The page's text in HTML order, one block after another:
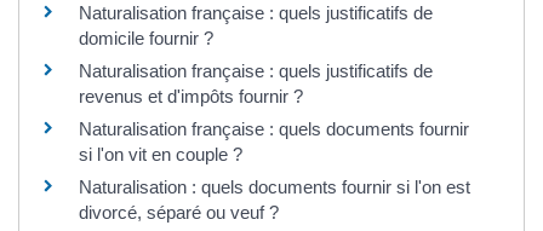
Naturalisation française : quels justificatifs de
domicile fournir ?
Naturalisation française : quels justificatifs de
revenus et d'impôts fournir ?
Naturalisation française : quels documents fournir
si l'on vit en couple ?
Naturalisation : quels documents fournir si l'on est
divorcé, séparé ou veuf ?